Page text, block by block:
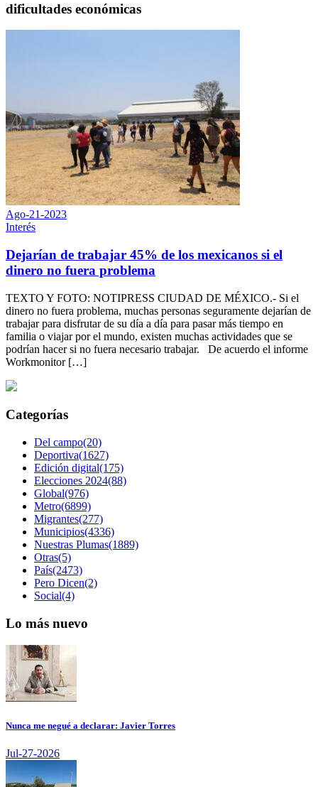
dificultades económicas
Ago-21-2023
Interés
Dejarían de trabajar 45% de los mexicanos si el
dinero no fuera problema
TEXTO Y FOTO: NOTIPRESS CIUDAD DE MÉXICO.- Si el
dinero no fuera problema, muchas personas seguramente dejarían de
trabajar para disfrutar de su día a día para pasar más tiempo en
familia o viajar por el mundo, existen muchas actividades que se
podrían hacer si no fuera necesario trabajar. De acuerdo el informe
Workmonitor […]
Categorías
Del campo(20)
Deportiva(1627)
Edición digital(175)
Elecciones 2024(88)
Global(976)
Metro(6899)
Migrantes(277)
Municipios(4336)
Nuestras Plumas(1889)
Otras(5)
País(2473)
Pero Dicen(2)
Social(4)
Lo más nuevo
Nunca me negué a declarar: Javier Torres
Jul-27-2026